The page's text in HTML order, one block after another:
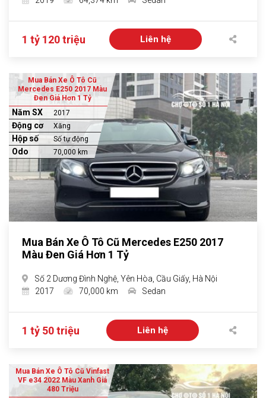
1 tỷ 120 triệu Liên hệ
Mua Bán Xe Ô Tô Cũ
Mercedes E250 2017 Màu
Đen Giá Hơn 1 Tỷ
Năm SX 2017
Động cơ Xăng
Hộp số Số tự động
Odo 70,000 km
Mua Bán Xe Ô Tô Cũ Mercedes E250 2017
Màu Đen Giá Hơn 1 Tỷ
Số 2 Dương Đình Nghệ, Yên Hòa, Cầu Giấy, Hà Nội
2017
70,000 km Sedan
1 tỷ 50 triệu Liên hệ
Mua Bán Xe Ô Tô Cũ Vinfast
VF e34 2022 Màu Xanh Giá
480 Triệu